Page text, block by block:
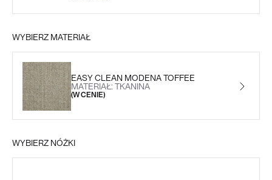
WYBIERZ MATERIAŁ
EASY CLEAN MODENA TOFFEE
MATERIAŁ: TKANINA
(W CENIE)
WYBIERZ NÓŻKI